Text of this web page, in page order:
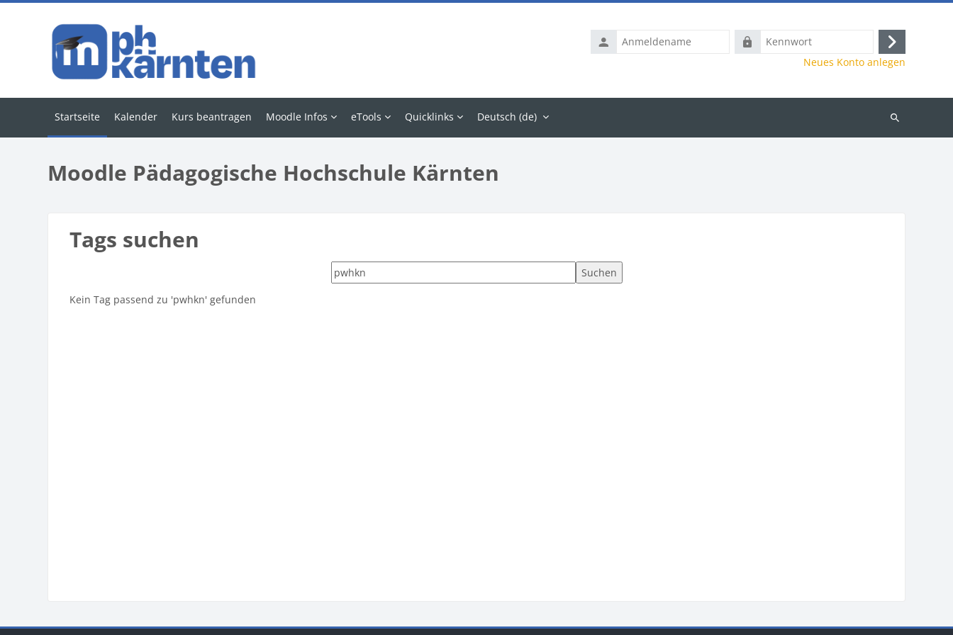
Anmeldename
Kennwort
Anmelden
Neues Konto anlegen
Startseite Kalender Kurs beantragen Moodle Infos eTools Quicklinks Deutsch ‎(de)‎
Kurse
Moodle Pädagogische Hochschule Kärnten
Tags suchen
Tags suchen
Kein Tag passend zu 'pwhkn' gefunden